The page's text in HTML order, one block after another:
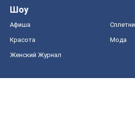
Шоу
Афиша Сплетни
Красота Мода
Женский Журнал